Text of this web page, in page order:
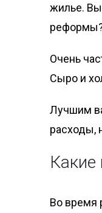
жилье. Вы
реформы?
Очень
Сыро и
Лучшим
расходы,
Во время